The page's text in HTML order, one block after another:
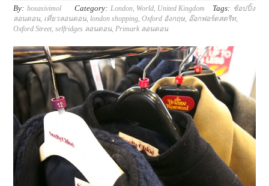
By: bosasivimol Category: London World United Kingdom Tags: ช้อปปิ้ง
ลอนดอน เที่ยวลอนดอน london shopping ,Oxford อังกฤษ อ๊อกฟอร์ดสตรีท,
Oxford Street,selfridges ลอนดอน Primark ลอนดอน